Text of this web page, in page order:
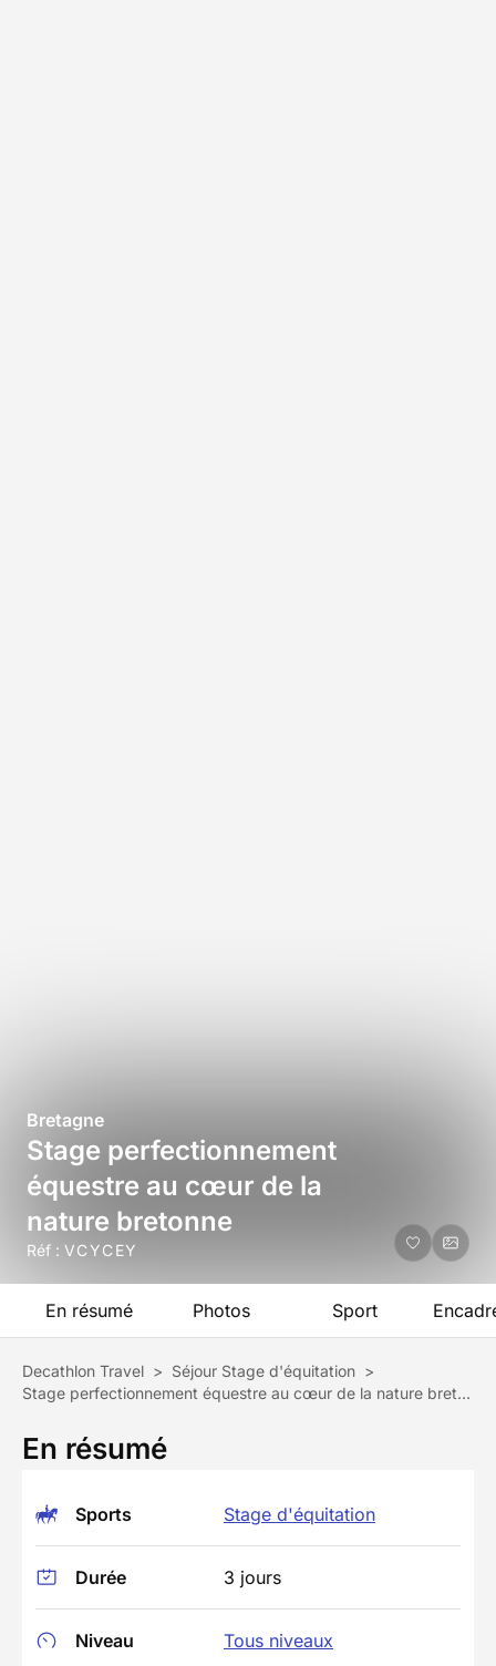
Bretagne
Stage perfectionnement
équestre au cœur de la
nature bretonne
Réf : VCYCEY
En résumé Photos Sport
Decathlon Travel > Séjour Stage d'équitation >
Stage perfectionnement équestre au cœur de la nature bretonne
En résumé
Sports Stage d'équitation
Durée 3 jours
Niveau Tous niveaux